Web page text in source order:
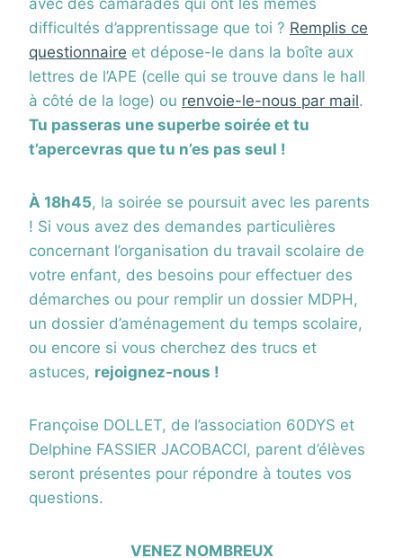
avec des camarades qui ont les mêmes
difficultés d’apprentissage que toi ? Remplis ce
questionnaire et dépose-le dans la boîte aux
lettres de l’APE (celle qui se trouve dans le hall
à côté de la loge) ou renvoie-le-nous par mail.
Tu passeras une superbe soirée et tu
t’apercevras que tu n’es pas seul !
À 18h45, la soirée se poursuit avec les parents
! Si vous avez des demandes particulières
concernant l’organisation du travail scolaire de
votre enfant, des besoins pour effectuer des
démarches ou pour remplir un dossier MDPH,
un dossier d’aménagement du temps scolaire,
ou encore si vous cherchez des trucs et
astuces, rejoignez-nous !
Françoise DOLLET, de l’association 60DYS et
Delphine FASSIER JACOBACCI, parent d’élèves
seront présentes pour répondre à toutes vos
questions.
VENEZ NOMBREUX